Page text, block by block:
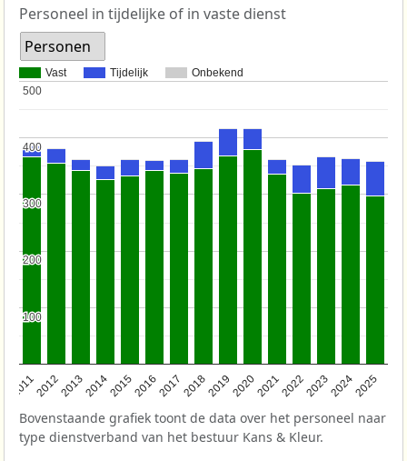
Personeel in tijdelijke of in vaste dienst
Personen
Vast Tijdelijk Onbekend
201120122013201420152016201720182019202020212022202320242025
100
100
200
200
300
300
400
400
500
500
Bovenstaande grafiek toont de data over het personeel naar
type dienstverband van het bestuur Kans & Kleur.